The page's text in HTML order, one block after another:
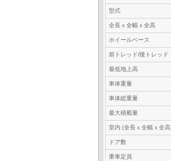
型式
全長ｘ全幅ｘ全高
ホイールベース
前トレッド/後トレッド
最低地上高
車体重量
車体総重量
最大積載量
室内 (全長ｘ全幅ｘ全
ドア数
乗車定員